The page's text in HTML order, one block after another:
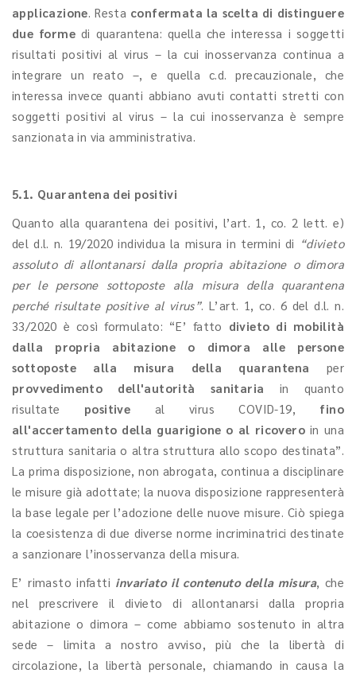
applicazione. Resta confermata la scelta di distinguere
due forme di quarantena: quella che interessa i soggetti
risultati positivi al virus – la cui inosservanza continua a
integrare un reato –, e quella c.d. precauzionale, che
interessa invece quanti abbiano avuti contatti stretti con
soggetti positivi al virus – la cui inosservanza è sempre
sanzionata in via amministrativa.
5.1. Quarantena dei positivi
Quanto alla quarantena dei positivi, l’art. 1, co. 2 lett. e)
del d.l. n. 19/2020 individua la misura in termini di “divieto
assoluto di allontanarsi dalla propria abitazione o dimora
per le persone sottoposte alla misura della quarantena
perché risultate positive al virus”. L’art. 1, co. 6 del d.l. n.
33/2020 è così formulato: “E’ fatto divieto di mobilità
dalla propria abitazione o dimora alle persone
sottoposte alla misura della quarantena per
provvedimento dell'autorità sanitaria in quanto
risultate positive al virus COVID-19, fino
all'accertamento della guarigione o al ricoveroin una
struttura sanitaria o altra struttura allo scopo destinata”.
La prima disposizione, non abrogata, continua a disciplinare
le misure già adottate; la nuova disposizione rappresenterà
la base legale per l’adozione delle nuove misure. Ciò spiega
la coesistenza di due diverse norme incriminatrici destinate
a sanzionare l’inosservanza della misura.
E’ rimasto infatti invariato il contenuto della misura, che
nel prescrivere il divieto di allontanarsi dalla propria
abitazione o dimora – come abbiamo sostenuto in altra
sede – limita a nostro avviso, più che la libertà di
circolazione, la libertà personale, chiamando in causa la